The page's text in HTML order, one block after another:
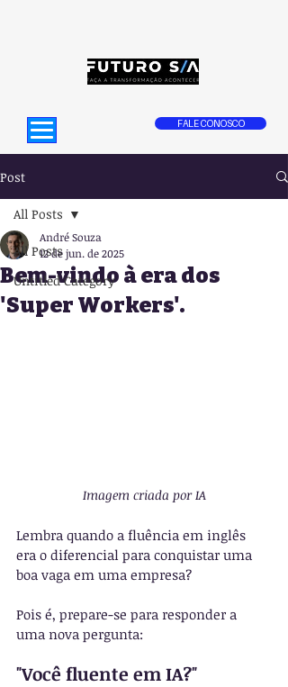
FALE CONOSCO
Post
All Posts
Untitled Category
All Posts
Bem-vindo à era dos
'Super Workers'.
André Souza
12 de jun. de 2025
Imagem criada por IA
Lembra quando a fluência em inglês
era o diferencial para conquistar uma
boa vaga em uma empresa?
Pois é, prepare-se para responder a
uma nova pergunta:
"Você fluente em IA?"